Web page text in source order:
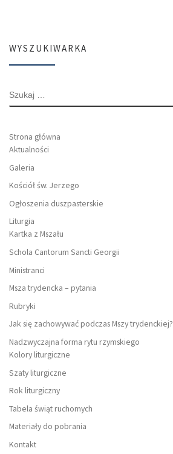
WYSZUKIWARKA
SZUKAJ
Strona główna
Aktualności
Galeria
Kościół św. Jerzego
Ogłoszenia duszpasterskie
Liturgia
Kartka z Mszału
Schola Cantorum Sancti Georgii
Ministranci
Msza trydencka – pytania
Rubryki
Jak się zachowywać podczas Mszy trydenckiej?
Nadzwyczajna forma rytu rzymskiego
Kolory liturgiczne
Szaty liturgiczne
Rok liturgiczny
Tabela świąt ruchomych
Materiały do pobrania
Kontakt